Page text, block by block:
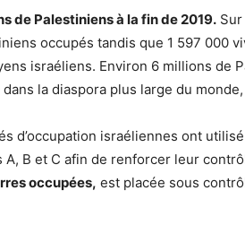
de Palestiniens à la fin de 2019.
occupés tandis que 1 597 000
israéliens. Environ 6 millions de
la diaspora plus large du
d’occupation israéliennes ont
B et C afin de renforcer leur
occupées, est placée sous